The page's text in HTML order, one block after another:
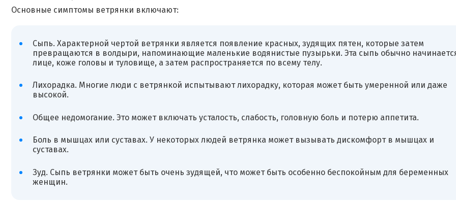
Основные симптомы ветрянки включают:
Сыпь. Характерной чертой ветрянки является появление красных, зудящих пятен, которые затем
превращаются в волдыри, напоминающие маленькие водянистые пузырьки. Эта сыпь обычно
лице, коже головы и туловище, а затем распространяется по всему телу.
Лихорадка. Многие люди с ветрянкой испытывают лихорадку, которая может быть умеренной или даже
высокой.
Общее недомогание. Это может включать усталость, слабость, головную боль и потерю аппетита.
Боль в мышцах или суставах. У некоторых людей ветрянка может вызывать дискомфорт в мышцах и
суставах.
Зуд. Сыпь ветрянки может быть очень зудящей, что может быть особенно беспокойным для беременных
женщин.